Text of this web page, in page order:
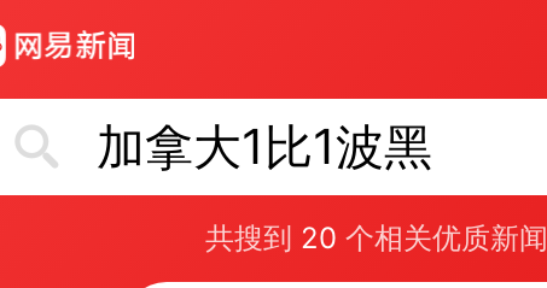
加拿大1比1波黑
共搜到 20 个相关优质新闻